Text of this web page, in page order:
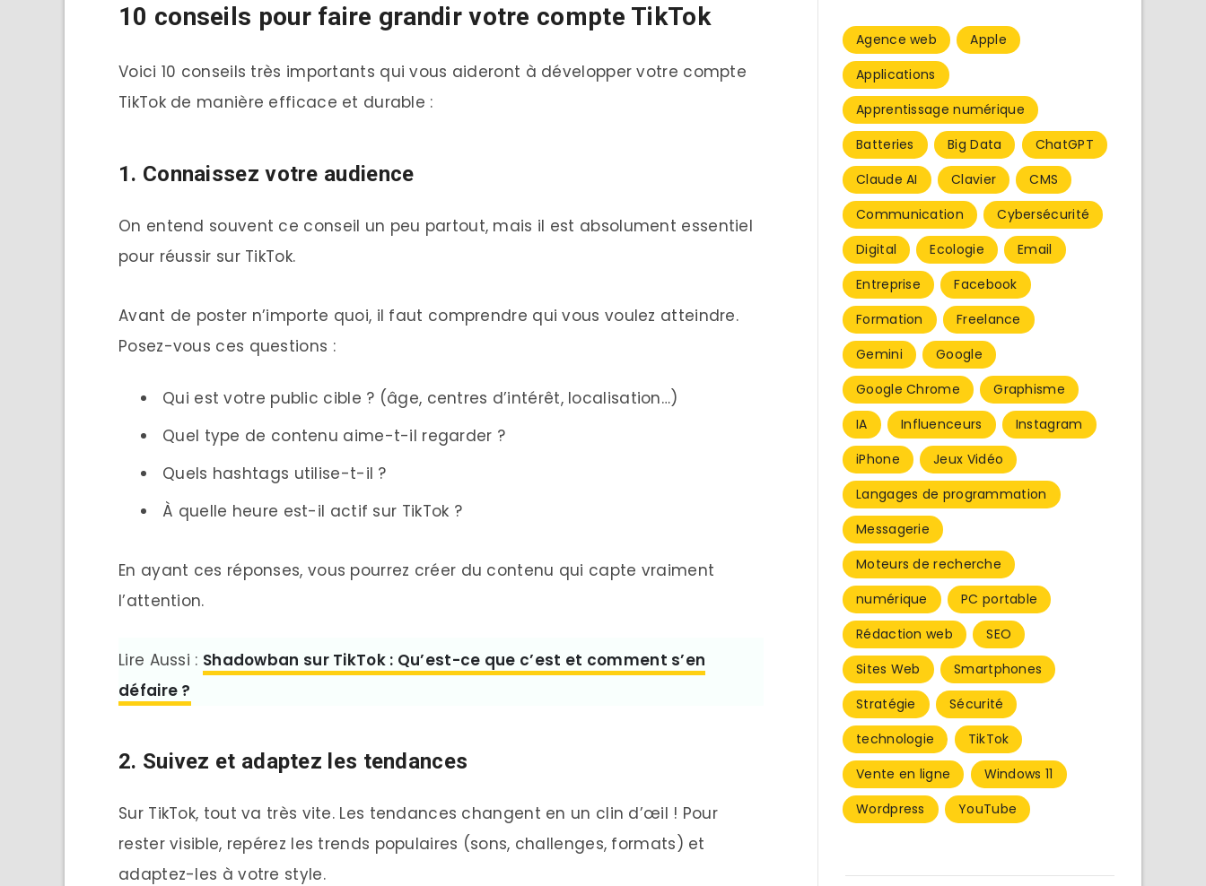
10 conseils pour faire grandir votre compte TikTok
Voici 10 conseils très importants qui vous aideront à développer votre compte
TikTok de manière efficace et durable :
1. Connaissez votre audience
On entend souvent ce conseil un peu partout, mais il est absolument essentiel
pour réussir sur TikTok.
Avant de poster n’importe quoi, il faut comprendre qui vous voulez atteindre.
Posez-vous ces questions :
Qui est votre public cible ? (âge, centres d’intérêt, localisation…)
Quel type de contenu aime-t-il regarder ?
Quels hashtags utilise-t-il ?
À quelle heure est-il actif sur TikTok ?
En ayant ces réponses, vous pourrez créer du contenu qui capte vraiment
l’attention.
Lire Aussi : Shadowban sur TikTok : Qu’est-ce que c’est et comment s’en
défaire ?
2. Suivez et adaptez les tendances
Sur TikTok, tout va très vite. Les tendances changent en un clin d’œil ! Pour
rester visible, repérez les trends populaires (sons, challenges, formats) et
adaptez-les à votre style.
Agence web
Apple
Applications
Apprentissage numérique
Batteries
Big Data
ChatGPT
Claude AI
Clavier
CMS
Communication
Cybersécurité
Digital
Ecologie
Email
Entreprise
Facebook
Formation
Freelance
Gemini
Google
Google Chrome
Graphisme
IA
Influenceurs
Instagram
iPhone
Jeux Vidéo
Langages de programmation
Messagerie
Moteurs de recherche
numérique
PC portable
Rédaction web
SEO
Sites Web
Smartphones
Stratégie
Sécurité
technologie
TikTok
Vente en ligne
Windows 11
Wordpress
YouTube